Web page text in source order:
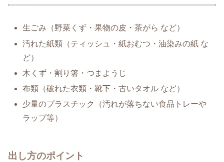
生ごみ（野菜くず・果物の皮・茶がら など）
汚れた紙類（ティッシュ・紙おむつ・油染みの紙 な
ど）
木くず・割り箸・つまようじ
布類（破れた衣類・靴下・古いタオル など）
少量のプラスチック（汚れが落ちない食品トレーや
ラップ等）
出し方のポイント